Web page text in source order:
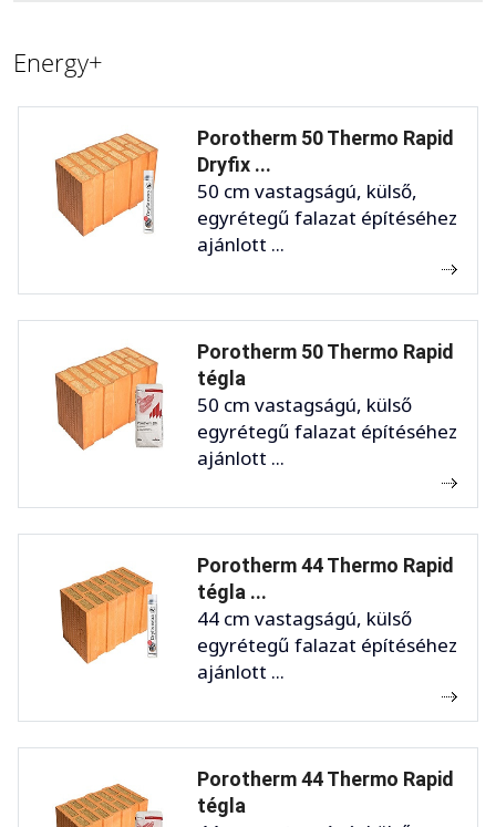
Energy+
Porotherm 50 Thermo Rapid
Dryfix ...
50 cm vastagságú, külső,
egyrétegű falazat építéséhez
ajánlott ...
Porotherm 50 Thermo Rapid
tégla
50 cm vastagságú, külső
egyrétegű falazat építéséhez
ajánlott ...
Porotherm 44 Thermo Rapid
tégla ...
44 cm vastagságú, külső
egyrétegű falazat építéséhez
ajánlott ...
Porotherm 44 Thermo Rapid
tégla